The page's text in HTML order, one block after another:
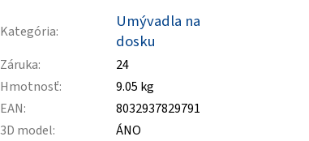
Kategória:
Umývadla na
dosku
Záruka:
24
Hmotnosť:
9.05 kg
EAN:
8032937829791
3D model:
ÁNO